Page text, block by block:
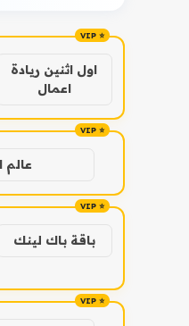
اول اثنين ريادة
اعمال
عالم
باقة باك لينك